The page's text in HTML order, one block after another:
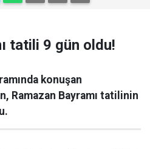
tatili 9 gün oldu!
konuşan
Ramazan Bayramı tatilinin